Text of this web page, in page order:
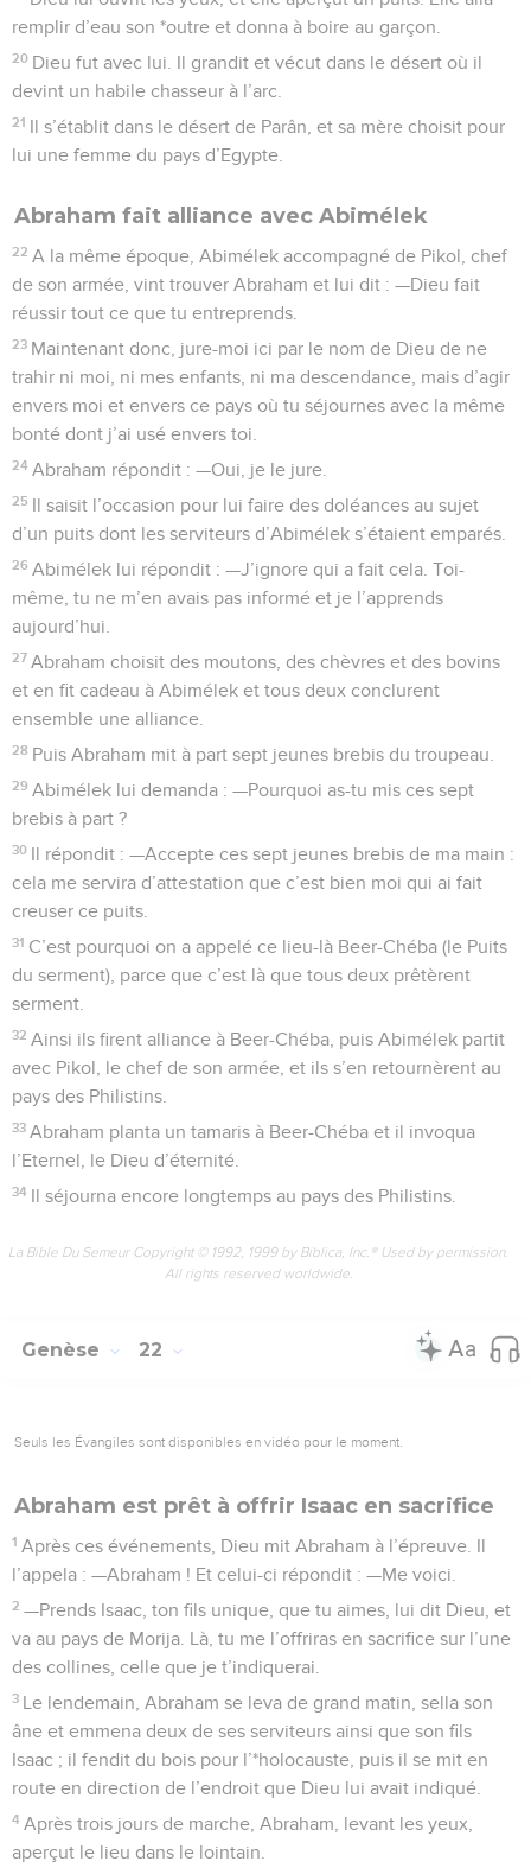
remplir d’eau son *outre et donna à boire au garçon.
20 Dieu fut avec lui. Il grandit et vécut dans le désert où il
devint un habile chasseur à l’arc.
21 Il s’établit dans le désert de Parân, et sa mère choisit pour
lui une femme du pays d’Egypte.
Abraham fait alliance avec Abimélek
22 A la même époque, Abimélek accompagné de Pikol, chef
de son armée, vint trouver Abraham et lui dit : —Dieu fait
réussir tout ce que tu entreprends.
23 Maintenant donc, jure-moi ici par le nom de Dieu de ne
trahir ni moi, ni mes enfants, ni ma descendance, mais d’agir
envers moi et envers ce pays où tu séjournes avec la même
bonté dont j’ai usé envers toi.
24 Abraham répondit : —Oui, je le jure.
25 Il saisit l’occasion pour lui faire des doléances au sujet
d’un puits dont les serviteurs d’Abimélek s’étaient emparés.
26 Abimélek lui répondit : —J’ignore qui a fait cela. Toi-
même, tu ne m’en avais pas informé et je l’apprends
aujourd’hui.
27 Abraham choisit des moutons, des chèvres et des bovins
et en fit cadeau à Abimélek et tous deux conclurent
ensemble une alliance.
28 Puis Abraham mit à part sept jeunes brebis du troupeau.
29 Abimélek lui demanda : —Pourquoi as-tu mis ces sept
brebis à part ?
30 Il répondit : —Accepte ces sept jeunes brebis de ma main :
cela me servira d’attestation que c’est bien moi qui ai fait
creuser ce puits.
31 C’est pourquoi on a appelé ce lieu-là Beer-Chéba (le Puits
du serment), parce que c’est là que tous deux prêtèrent
serment.
32 Ainsi ils firent alliance à Beer-Chéba, puis Abimélek partit
avec Pikol, le chef de son armée, et ils s’en retournèrent au
pays des Philistins.
33 Abraham planta un tamaris à Beer-Chéba et il invoqua
l’Eternel, le Dieu d’éternité.
34 Il séjourna encore longtemps au pays des Philistins.
La Bible Du Semeur Copyright © 1992, 1999 by Biblica, Inc.® Used by permission.
All rights reserved worldwide.
Genèse 22
Seuls les Évangiles sont disponibles en vidéo pour le moment.
Abraham est prêt à offrir Isaac en sacrifice
1 Après ces événements, Dieu mit Abraham à l’épreuve. Il
l’appela : —Abraham ! Et celui-ci répondit : —Me voici.
2 —Prends Isaac, ton fils unique, que tu aimes, lui dit Dieu, et
va au pays de Morija. Là, tu me l’offriras en sacrifice sur l’une
des collines, celle que je t’indiquerai.
3 Le lendemain, Abraham se leva de grand matin, sella son
âne et emmena deux de ses serviteurs ainsi que son fils
Isaac ; il fendit du bois pour l’*holocauste, puis il se mit en
route en direction de l’endroit que Dieu lui avait indiqué.
4 Après trois jours de marche, Abraham, levant les yeux,
aperçut le lieu dans le lointain.